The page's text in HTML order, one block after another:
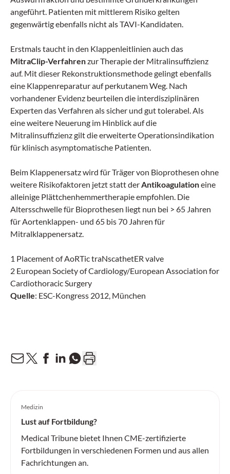
angeführt. Patienten mit mittlerem Risiko gelten
gegenwärtig ebenfalls nicht als TAVI-Kandidaten.
Erstmals taucht in den Klappenleitlinien auch das
MitraClip-Verfahrenzur Therapie der Mitralinsuffizienz
auf. Mit dieser Rekonstruktionsmethode gelingt ebenfalls
eine Klappenreparatur auf perkutanem Weg. Nach
vorhandener Evidenz beurteilen die interdisziplinären
Experten das Verfahren als sicher und gut tolerabel. Als
eine weitere Neuerung im Hinblick auf die
Mitralinsuffizienz gilt die erweiterte Operationsindikation
für klinisch asymptomatische Patienten.
Beim Klappenersatz wird für Träger von Bioprothesen ohne
weitere Risikofaktoren jetzt statt der Antikoagulationeine
alleinige Plättchenhemmertherapie empfohlen. Die
Altersschwelle für Bioprothesen liegt nun bei > 65 Jahren
für Aortenklappen- und 65 bis 70 Jahren für
Mitralklappenersatz.
1 Placement of AoRTic traNscathetER valve
2 European Society of Cardiology/European Association for
Cardiothoracic Surgery
Quelle: ESC-Kongress 2012, München
Medizin
Lust auf Fortbildung?
Medical Tribune bietet Ihnen CME-zertifizierte
Fortbildungen in verschiedenen Formen und aus allen
Fachrichtungen an.